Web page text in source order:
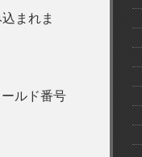
まれま
ルド番号